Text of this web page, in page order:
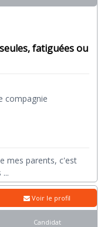
fatiguées ou
compagnie
mes parents, c'est
...
Voir le profil
Candidat